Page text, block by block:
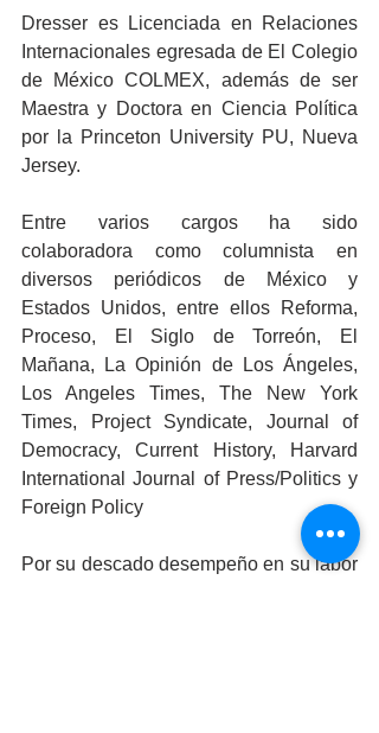
Dresser es Licenciada en Relaciones
Internacionales egresada de El Colegio
de México COLMEX, además de ser
Maestra y Doctora en Ciencia Política
por la Princeton University PU, Nueva
Jersey.
Entre varios cargos ha sido
colaboradora como columnista en
diversos periódicos de México y
Estados Unidos, entre ellos Reforma,
Proceso, El Siglo de Torreón, El
Mañana, La Opinión de Los Ángeles,
Los Angeles Times, The New York
Times, Project Syndicate, Journal of
Democracy, Current History, Harvard
International Journal of Press/Politics y
Foreign Policy
Por su descado desempeño en su labor